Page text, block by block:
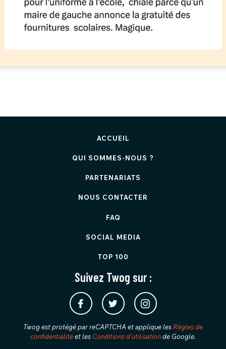
ACCUEIL
QUI SOMMES-NOUS ?
PARTENARIATS
NOUS CONTACTER
FAQ
SOCIAL MEDIA
TOP 100
Suivez Twog sur :
Twog est protégé par reCAPTCHA et applique les Règles de
confidentialitéet les Conditions d'utilisationde Google.